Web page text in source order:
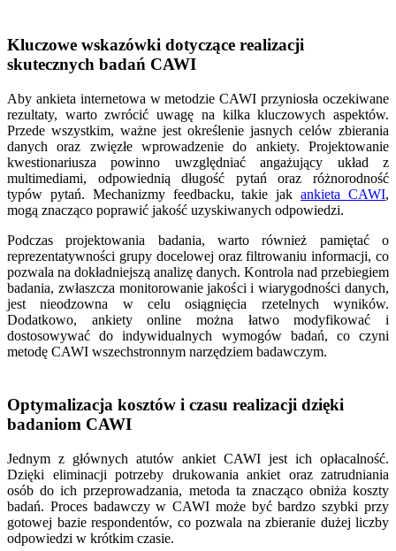
Kluczowe wskazówki dotyczące realizacji
skutecznych badań CAWI
Aby ankieta internetowa w metodzie CAWI przyniosła oczekiwane
rezultaty, warto zwrócić uwagę na kilka kluczowych aspektów.
Przede wszystkim, ważne jest określenie jasnych celów zbierania
danych oraz zwięzłe wprowadzenie do ankiety. Projektowanie
kwestionariusza powinno uwzględniać angażujący układ z
multimediami, odpowiednią długość pytań oraz różnorodność
typów pytań. Mechanizmy feedbacku, takie jakankieta CAWI,
mogą znacząco poprawić jakość uzyskiwanych odpowiedzi.
Podczas projektowania badania, warto również pamiętać o
reprezentatywności grupy docelowej oraz filtrowaniu informacji, co
pozwala na dokładniejszą analizę danych. Kontrola nad przebiegiem
badania, zwłaszcza monitorowanie jakości i wiarygodności danych,
jest nieodzowna w celu osiągnięcia rzetelnych wyników.
Dodatkowo, ankiety online można łatwo modyfikować i
dostosowywać do indywidualnych wymogów badań, co czyni
metodę CAWI wszechstronnym narzędziem badawczym.
Optymalizacja kosztów i czasu realizacji dzięki
badaniom CAWI
Jednym z głównych atutów ankiet CAWI jest ich opłacalność.
Dzięki eliminacji potrzeby drukowania ankiet oraz zatrudniania
osób do ich przeprowadzania, metoda ta znacząco obniża koszty
badań. Proces badawczy w CAWI może być bardzo szybki przy
gotowej bazie respondentów, co pozwala na zbieranie dużej liczby
odpowiedzi w krótkim czasie.